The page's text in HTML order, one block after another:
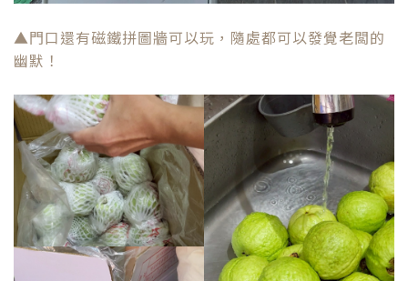
▲門口還有磁鐵拼圖牆可以玩，隨處都可以發覺老闆的
幽默！